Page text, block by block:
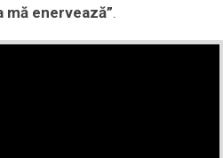
enervează”.